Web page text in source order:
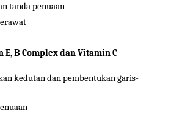
tanda penuaan
B Complex dan Vitamin C
kedutan dan pembentukan garis-